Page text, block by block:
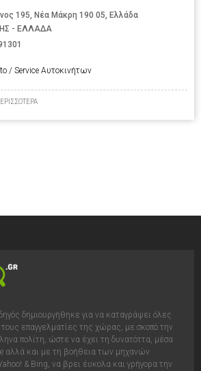
195, Νέα Μάκρη 190 05, Ελλάδα
- ΕΛΛΑΔΑ
/ Service Αυτοκινήτων
δημιουργήθηκε για να καταγράψει όλες
τους επαγγελματίες της χώρας, με σκοπό την
πολίτη, ώστε να έχει τη δυνατόττα, μέσα
αλλά και με τη βοήθεια των μηχανών
& Bing, να βρει έυκολα και γρήγορα την